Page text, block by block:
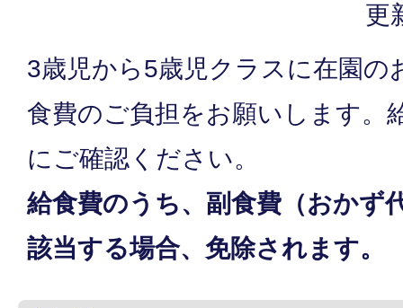
更
3歳児から5歳児クラスに在園の
食費のご負担をお願いします。
にご確認ください。
給食費のうち、副食費（おかず
該当する場合、免除されます。